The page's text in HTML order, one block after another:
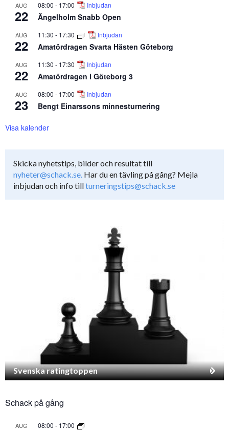
AUG
22
08:00 - 17:00 Inbjudan
Ängelholm Snabb Open
AUG
22
11:30 - 17:30 Inbjudan
Amatördragen Svarta Hästen Göteborg
AUG
22
11:30 - 17:30 Inbjudan
Amatördragen i Göteborg 3
AUG
23
08:00 - 17:00 Inbjudan
Bengt Einarssons minnesturnering
Visa kalender
Skicka nyhetstips, bilder och resultat till
nyheter@schack.se. Har du en tävling på gång? Mejla
inbjudan och info tillturneringstips@schack.se
Svenska ratingtoppen
Schack på gång
AUG 08:00 - 17:00